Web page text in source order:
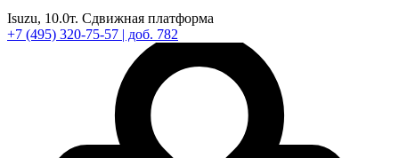
Isuzu, 10.0т. Сдвижная платформа
+7 (495) 320-75-57 | доб. 782